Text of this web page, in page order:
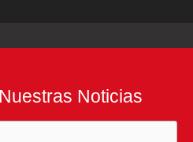
Noticias